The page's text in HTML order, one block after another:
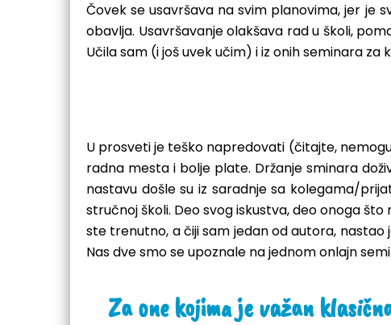
Čovek se usavršava na svim planovima, jer je
obavlja. Usavršavanje olakšava rad u školi,
Učila sam (i još uvek učim) i iz onih seminara
U prosveti je teško napredovati (čitajte,
radna mesta i bolje plate. Držanje sminara
nastavu došle su iz saradnje sa kolegama/
stručnoj školi. Deo svog iskustva, deo onoga
ste trenutno, a čiji sam jedan od autora, nastao
Nas dve smo se upoznale na jednom onlajn
Za one kojima je važan